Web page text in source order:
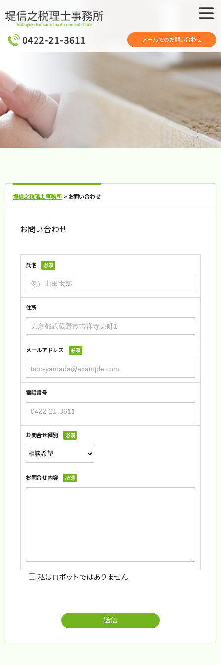
ー
0422-21-3611 メールでのお問い合わせ
堤信之税理士事務所> お問い合わせ
お問い合わせ
氏名 必須
住所
メールアドレス 必須
電話番号
お問合せ種別 必須
お問合せ内容 必須
私はロボットではありません